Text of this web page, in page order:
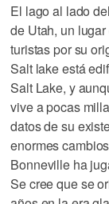
El lago al lado
de Utah, un
turistas por su
Salt lake está
Salt Lake, y
vive a pocas
datos de su
enormes
Bonneville ha
Se cree que se